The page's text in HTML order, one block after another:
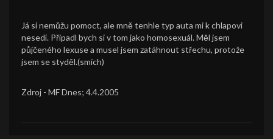
Já si nemůžu pomoct, ale mně tenhle typ auta mi k chlapovi
nesedí. Připadl bych si v tom jako homosexuál. Měl jsem
půjčeného lexuse a musel jsem zatáhnout střechu, protože
jsem se styděl.(smích)
Zdroj - MF Dnes; 4.4.2005